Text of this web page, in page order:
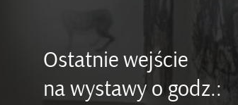
Ostatnie wejście
na wystawy o godz.: